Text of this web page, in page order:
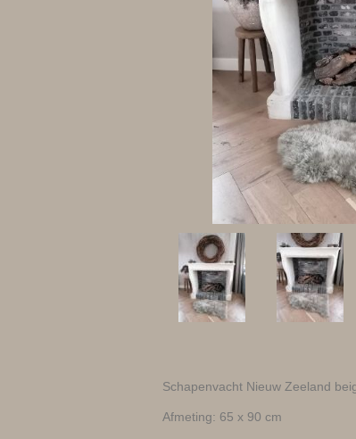
Schapenvacht Nieuw Zeeland
Afmeting: 65 x 90 cm